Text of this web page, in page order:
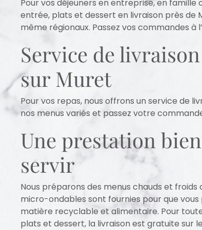
Pour vos déjeuners en entreprise, en
entrée, plats et dessert en livraison près de
même régionaux. Passez vos commandes
Service de
sur Muret
Pour vos repas, nous offrons un service de
nos menus variés et passez votre
Une prestation
servir
Nous préparons des menus chauds et
micro-ondables sont fournies pour que
matière recyclable et alimentaire. Pour
plats et dessert, la livraison est gratuite sur